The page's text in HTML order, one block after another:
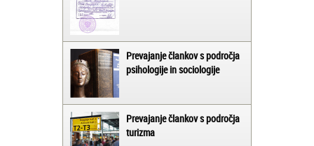
Prevajanje člankov s področja
psihologije in sociologije
Prevajanje člankov s področja
turizma